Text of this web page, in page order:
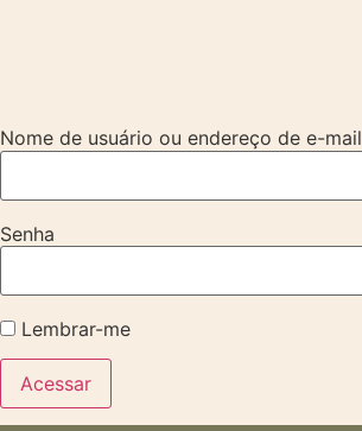
Nome de usuário ou endereço de e-mail
Senha
Lembrar-me